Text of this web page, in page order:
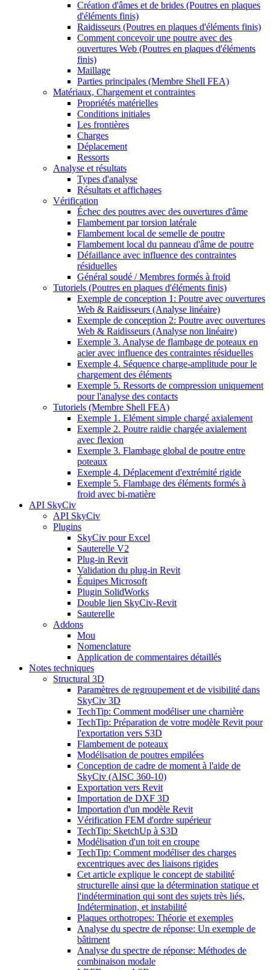
Création d'âmes et de brides (Poutres en plaques
d'éléments finis)
Raidisseurs (Poutres en plaques d'éléments finis)
Comment concevoir une poutre avec des
ouvertures Web (Poutres en plaques d'éléments
finis)
Maillage
Parties principales (Membre Shell FEA)
Matériaux, Chargement et contraintes
Propriétés matérielles
Conditions initiales
Les frontières
Charges
Déplacement
Ressorts
Analyse et résultats
Types d'analyse
Résultats et affichages
Vérification
Échec des poutres avec des ouvertures d'âme
Flambement par torsion latérale
Flambement local de semelle de poutre
Flambement local du panneau d'âme de poutre
Défaillance avec influence des contraintes
résiduelles
Général soudé / Membres formés à froid
Tutoriels (Poutres en plaques d'éléments finis)
Exemple de conception 1: Poutre avec ouvertures
Web & Raidisseurs (Analyse linéaire)
Exemple de conception 2: Poutre avec ouvertures
Web & Raidisseurs (Analyse non linéaire)
Exemple 3. Analyse de flambage de poteaux en
acier avec influence des contraintes résiduelles
Exemple 4. Séquence charge-amplitude pour le
chargement des éléments
Exemple 5. Ressorts de compression uniquement
pour l'analyse des contacts
Tutoriels (Membre Shell FEA)
Exemple 1. Elément simple chargé axialement
Exemple 2. Poutre raidie chargée axialement
avec flexion
Exemple 3. Flambage global de poutre entre
poteaux
Exemple 4. Déplacement d'extrémité rigide
Exemple 5. Flambage des éléments formés à
froid avec bi-matière
API SkyCiv
API SkyCiv
Plugins
SkyCiv pour Excel
Sauterelle V2
Plug-in Revit
Validation du plug-in Revit
Équipes Microsoft
Plugin SolidWorks
Double lien SkyCiv-Revit
Sauterelle
Addons
Mou
Nomenclature
Application de commentaires détaillés
Notes techniques
Structural 3D
Paramètres de regroupement et de visibilité dans
SkyCiv 3D
TechTip: Comment modéliser une charnière
TechTip: Préparation de votre modèle Revit pour
l'exportation vers S3D
Flambement de poteaux
Modélisation de poutres empilées
Conception de cadre de moment à l'aide de
SkyCiv (AISC 360-10)
Exportation vers Revit
Importation de DXF 3D
Importation d'un modèle Revit
Vérification FEM d'ordre supérieur
TechTip: SketchUp à S3D
Modélisation d'un toit en croupe
TechTip: Comment modéliser des charges
excentriques avec des liaisons rigides
Cet article explique le concept de stabilité
structurelle ainsi que la détermination statique et
l'indétermination qui sont des sujets très liés,
Indétermination, et instabilité
Plaques orthotropes: Théorie et exemples
Analyse du spectre de réponse: Un exemple de
bâtiment
Analyse du spectre de réponse: Méthodes de
combinaison modale